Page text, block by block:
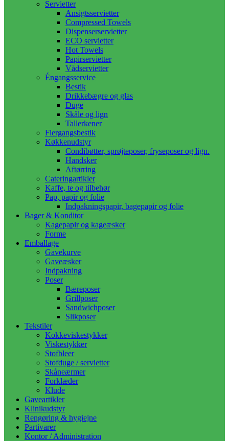
Servietter
Ansigtsservietter
Compressed Towels
Dispenserservietter
ECO servietter
Hot Towels
Papirservietter
Vådservietter
Éngangsservice
Bestik
Drikkebægre og glas
Duge
Skåle og lign
Tallerkener
Flergangsbestik
Køkkenudstyr
Condibøtter, sprøjteposer, fryseposer og lign.
Handsker
Aftørring
Cateringartikler
Kaffe, te og tilbehør
Pap, papir og folie
Indpakningspapir, bagepapir og folie
Bager & Konditor
Kagepapir og kageæsker
Forme
Emballage
Gavekurve
Gaveæsker
Indpakning
Poser
Bæreposer
Grillposer
Sandwichposer
Slikposer
Tekstiler
Kokkeviskestykker
Viskestykker
Stofbleer
Stofduge / servietter
Skåneærmer
Forklæder
Klude
Gaveartikler
Klinikudstyr
Rengøring & hygiejne
Partivarer
Kontor / Administration